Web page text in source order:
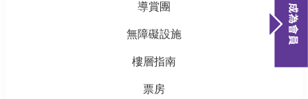
導賞團
無障礙設施
樓層指南
票房